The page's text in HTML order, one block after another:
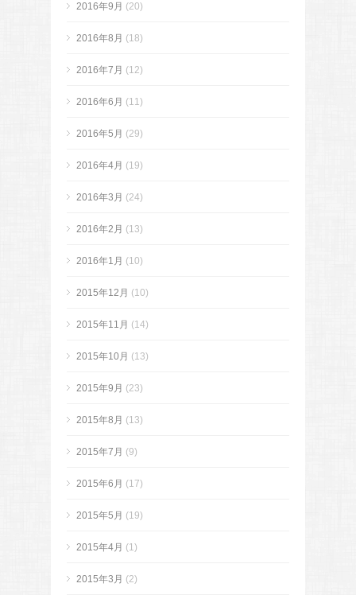
2016年9月 (20)
2016年8月 (18)
2016年7月 (12)
2016年6月 (11)
2016年5月 (29)
2016年4月 (19)
2016年3月 (24)
2016年2月 (13)
2016年1月 (10)
2015年12月 (10)
2015年11月 (14)
2015年10月 (13)
2015年9月 (23)
2015年8月 (13)
2015年7月 (9)
2015年6月 (17)
2015年5月 (19)
2015年4月 (1)
2015年3月 (2)